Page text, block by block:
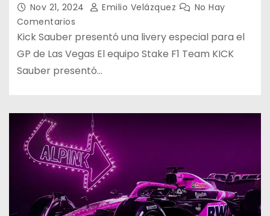
Nov 21, 2024 Emilio Velázquez
No Hay
Comentarios
Kick Sauber presentó una livery especial para el
GP de Las Vegas El equipo Stake F1 Team KICK
Sauber presentó…